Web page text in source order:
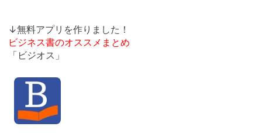
↓無料アプリを作りました！
ビジネス書のオススメまとめ
「ビジオス」